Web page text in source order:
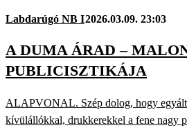
Labdarúgó NB I2026.03.09. 23:03
A DUMA ÁRAD –
PUBLICISZTIKÁJA
ALAPVONAL. Szép dolog, hogy
kívülállókkal, drukkerekkel a fene nagy